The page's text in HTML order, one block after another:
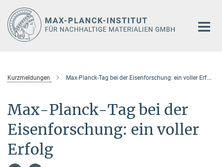
Hauptinhalt
Kurzmeldungen Max-Planck-Tag bei der Eisenforschung: ein voller Erfolg
Max-Planck-Tag bei der
Eisenforschung: ein voller
Erfolg